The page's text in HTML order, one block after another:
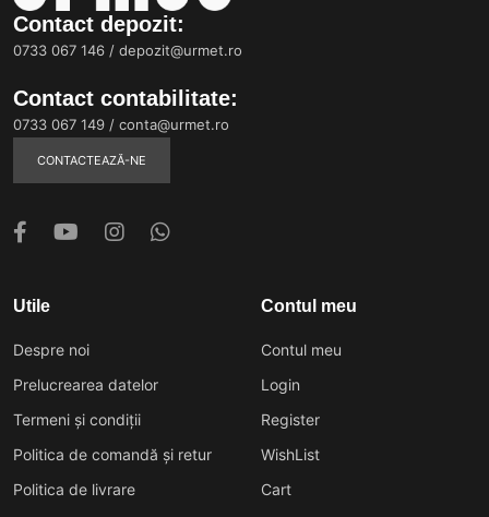
Contact depozit:
0733 067 146 / depozit@urmet.ro
Contact contabilitate:
0733 067 149 / conta@urmet.ro
CONTACTEAZĂ-NE
Utile
Despre noi
Prelucrearea datelor
Termeni și condiții
Politica de comandă și retur
Politica de livrare
Contul meu
Contul meu
Login
Register
WishList
Cart